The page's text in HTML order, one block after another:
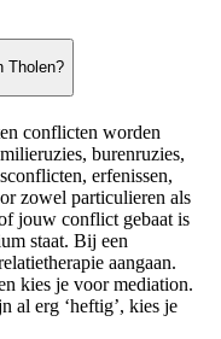
Tholen?
conflicten worden
burenruzies,
erfenissen,
zowel particulieren als
jouw conflict gebaat is
staat. Bij een
aangaan.
kies je voor mediation.
al erg ‘heftig’, kies je